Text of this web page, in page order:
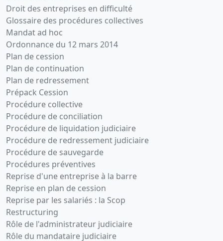
Droit des entreprises en difficulté
Glossaire des procédures collectives
Mandat ad hoc
Ordonnance du 12 mars 2014
Plan de cession
Plan de continuation
Plan de redressement
Prépack Cession
Procédure collective
Procédure de conciliation
Procédure de liquidation judiciaire
Procédure de redressement judiciaire
Procédure de sauvegarde
Procédures préventives
Reprise d'une entreprise à la barre
Reprise en plan de cession
Reprise par les salariés : la Scop
Restructuring
Rôle de l'administrateur judiciaire
Rôle du mandataire judiciaire